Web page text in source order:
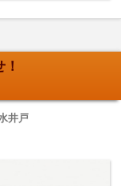
井戸